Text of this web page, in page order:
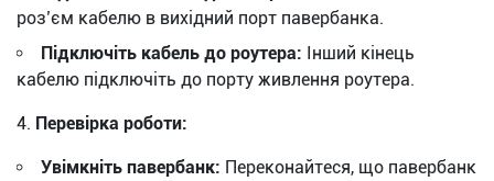
роз’єм кабелю в вихідний порт павербанка.
Підключіть кабель до роутера: Інший кінець
кабелю підключіть до порту живлення роутера.
Перевірка роботи:
Увімкніть павербанк: Переконайтеся, що павербанк